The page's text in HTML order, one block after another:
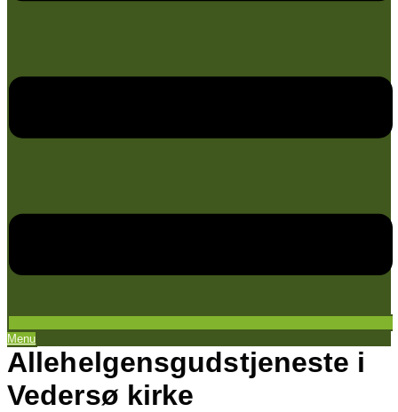
Menu
Allehelgensgudstjeneste i
Vedersø kirke